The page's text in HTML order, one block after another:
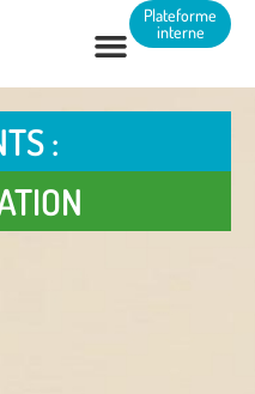
Plateforme
interne
: